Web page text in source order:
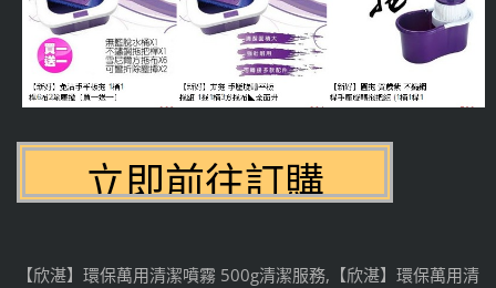
【欣湛】環保萬用清潔噴霧 500g清潔服務,【欣湛】環保萬用清